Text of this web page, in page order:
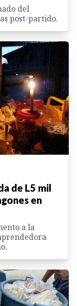
del
post-partido.
de L5 mil
en
a la